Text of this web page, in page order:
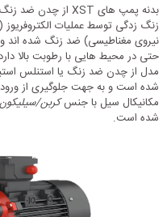
زنگ زدگی توسط عملیات
نیروی مغناطیسی) ضد زنگ شده اند
حتی در محیط هایی با رطوبت بالا
شده است و به جهت جلوگیری از ورود
مکانیکال سیل با جنسکربن/سیلیکون
شده است.